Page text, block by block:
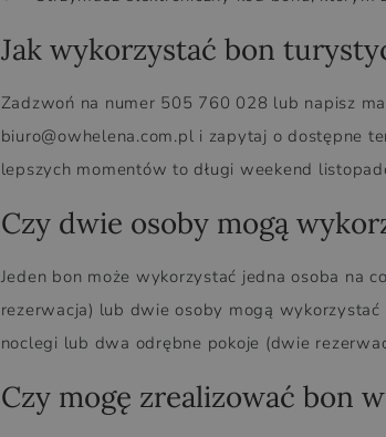
Jak wykorzystać bon
Zadzwoń na numer 505 760 028 lub napisz
biuro@owhelena.com.pl i zapytaj o dostępne
lepszych momentów to długi weekend
Czy dwie osoby mogą
Jeden bon może wykorzystać jedna osoba na
rezerwacja) lub dwie osoby mogą
noclegi lub dwa odrębne pokoje (dwie
Czy mogę zrealizować bon